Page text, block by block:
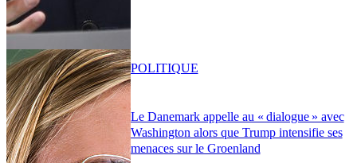
Le Danemark appelle au « dialogue » avec
Washington alors que Trump intensifie ses
menaces sur le Groenland
POLITIQUE